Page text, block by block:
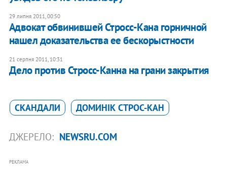
29 липня 2011, 00:50
Адвокат обвинившей Стросс-Кана горничной
нашел доказательства ее бескорыстности
21 серпня 2011, 10:31
Дело против Стросс-Канна на грани закрытия
СКАНДАЛИ ДОМИНІК СТРОС-КАН
ДЖЕРЕЛО: NEWSRU.COM
РЕКЛАМА